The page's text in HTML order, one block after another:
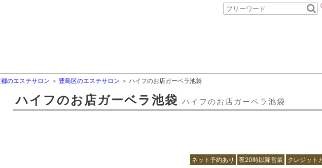
のエステサロン 豊島区のエステサロン ハイフのお店ガーベラ池袋
ハイフのお店ガーベラ池袋 ハイフのお店ガーベラ池袋
ネット予約あり 夜20時以降営業 クレジット